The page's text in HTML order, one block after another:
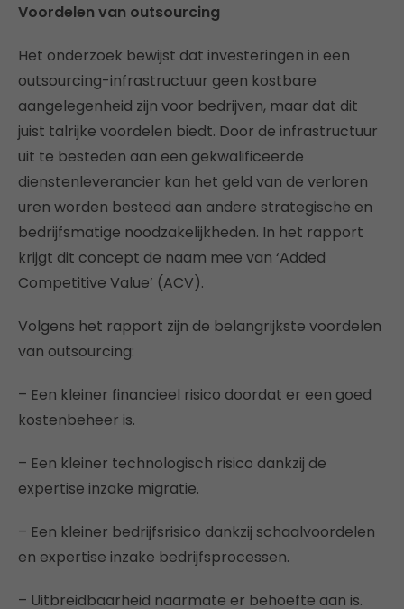
Voordelen van outsourcing
Het onderzoek bewijst dat investeringen in een
outsourcing-infrastructuur geen kostbare
aangelegenheid zijn voor bedrijven, maar dat dit
juist talrijke voordelen biedt. Door de infrastructuur
uit te besteden aan een gekwalificeerde
dienstenleverancier kan het geld van de verloren
uren worden besteed aan andere strategische en
bedrijfsmatige noodzakelijkheden. In het rapport
krijgt dit concept de naam mee van ‘Added
Competitive Value’ (ACV).
Volgens het rapport zijn de belangrijkste voordelen
van outsourcing:
– Een kleiner financieel risico doordat er een goed
kostenbeheer is.
– Een kleiner technologisch risico dankzij de
expertise inzake migratie.
– Een kleiner bedrijfsrisico dankzij schaalvoordelen
en expertise inzake bedrijfsprocessen.
– Uitbreidbaarheid naarmate er behoefte aan is.